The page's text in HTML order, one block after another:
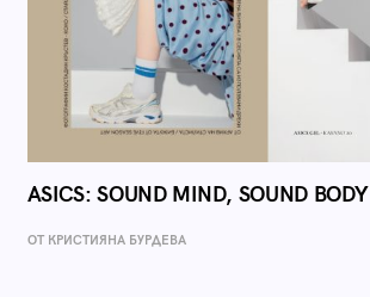
ASICS: SOUND MIND, SOUND BODY
ОТ КРИСТИЯНА БУРДЕВА